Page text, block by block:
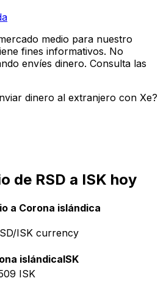
medio para nuestro
fines informativos. No
envíes dinero. Consulta las
dinero al extranjero con Xe?
de RSD a ISK hoy
a Corona islándica
ISK currency
islándicaISK
ISK